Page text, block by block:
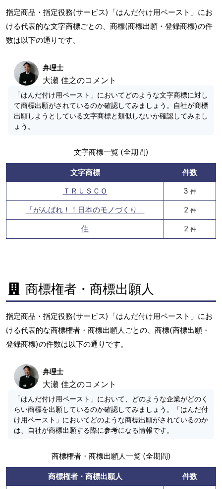
指定商品・指定役務(サービス)「はんだ付け用ペースト」にお
ける代表的な文字商標ごとの、商標(商標出願・登録商標)の件
数は以下の通りです。
弁理士
大瀬 佳之のコメント
「はんだ付け用ペースト」においてどのような文字商標に対し
て商標出願がされているのか確認してみましょう。自社が商標
出願しようとしている文字商標と類似しないか確認してみまし
ょう。
文字商標一覧 (全期間)
文字商標
件数
ＴＲＵＳＣＯ
3 件
「がんばれ！！日本のモノづくり」 2 件
住 2 件
商標権者・商標出願人
指定商品・指定役務(サービス)「はんだ付け用ペースト」にお
ける代表的な商標権者・商標出願人ごとの、商標(商標出願・
登録商標)の件数は以下の通りです。
弁理士
大瀬 佳之のコメント
「はんだ付け用ペースト」において、どのような企業がどのく
らい商標を出願しているのか確認してみましょう。「はんだ付
け用ペースト」においてどのような商標出願がされているのか
は、自社が商標出願する際に参考になる情報です。
商標権者・商標出願人一覧 (全期間)
商標権者・商標出願人
件数